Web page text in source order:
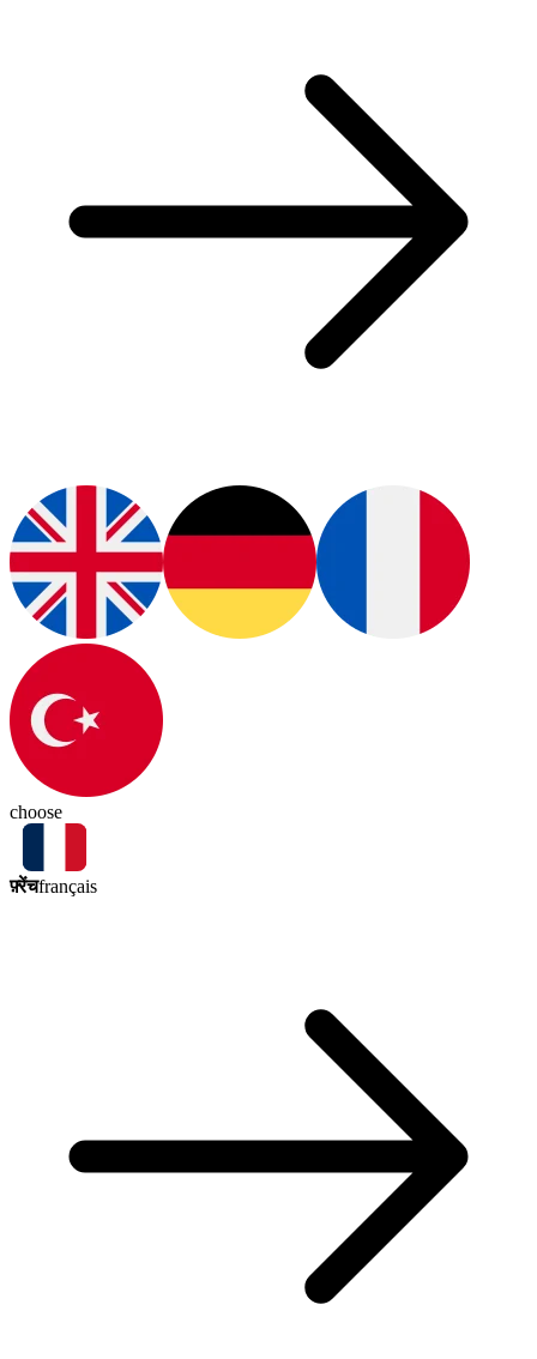
choose
फ़्रेंचfrançais